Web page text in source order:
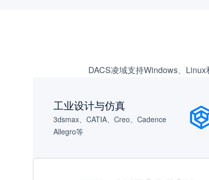
DACS凌域支持Windows、
工业设计与仿真
3dsmax、CATIA、Creo、Cadence
Allegro等